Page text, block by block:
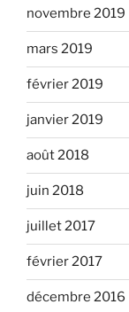
novembre 2019
mars 2019
février 2019
janvier 2019
août 2018
juin 2018
juillet 2017
février 2017
décembre 2016